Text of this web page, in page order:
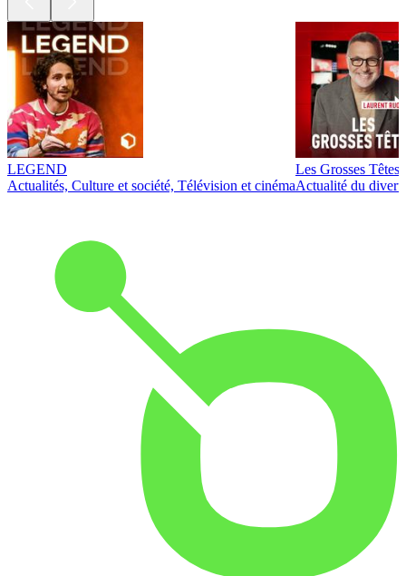
LEGEND
Actualités, Culture et société, Télévision et cinéma
Les Grosses Têtes
Actualité du